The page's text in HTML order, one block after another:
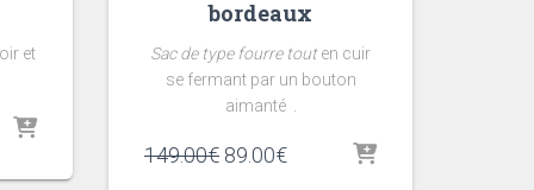
et
bordeaux
Sacde type fourre touten cuir
se fermant par un bouton
aimanté .
149.00€ Le
89.00€Le